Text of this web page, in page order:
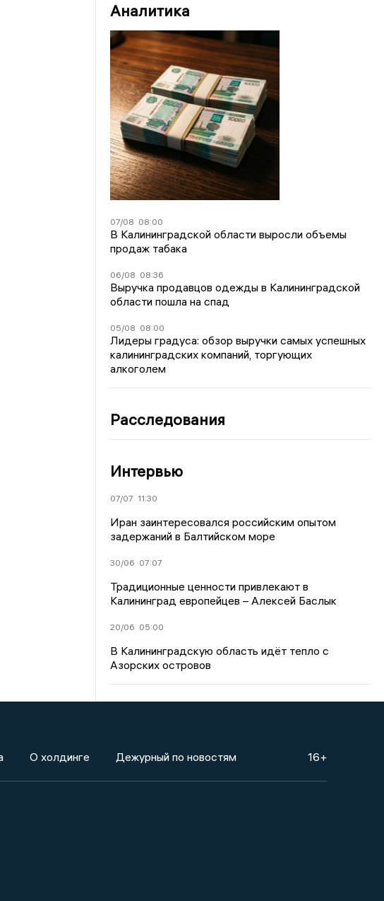
Аналитика
07/08 08:00
В Калининградской области выросли объемы
продаж табака
06/08 08:36
Выручка продавцов одежды в Калининградской
области пошла на спад
05/08 08:00
Лидеры градуса: обзор выручки самых успешных
калининградских компаний, торгующих
алкоголем
Расследования
Интервью
07/07 11:30
Иран заинтересовался российским опытом
задержаний в Балтийском море
30/06 07:07
Традиционные ценности привлекают в
Калининград европейцев – Алексей Баслык
20/06 05:00
В Калининградскую область идёт тепло с
Азорских островов
О холдинге Дежурный по новостям 16+